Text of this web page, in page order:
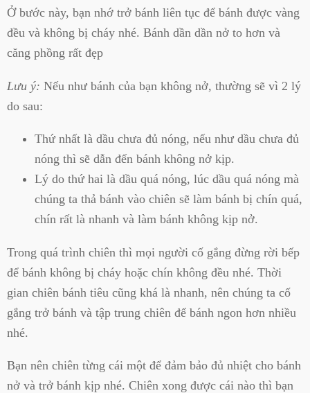
Ở bước này, bạn nhớ trở bánh liên tục để bánh được vàng
đều và không bị cháy nhé. Bánh dần dần nở to hơn và
căng phồng rất đẹp
Lưu ý: Nếu như bánh của bạn không nở, thường sẽ vì 2 lý
do sau:
Thứ nhất là dầu chưa đủ nóng, nếu như dầu chưa đủ
nóng thì sẽ dẫn đến bánh không nở kịp.
Lý do thứ hai là dầu quá nóng, lúc dầu quá nóng mà
chúng ta thả bánh vào chiên sẽ làm bánh bị chín quá,
chín rất là nhanh và làm bánh không kịp nở.
Trong quá trình chiên thì mọi người cố gắng đừng rời bếp
để bánh không bị cháy hoặc chín không đều nhé. Thời
gian chiên bánh tiêu cũng khá là nhanh, nên chúng ta cố
gắng trở bánh và tập trung chiên để bánh ngon hơn nhiều
nhé.
Bạn nên chiên từng cái một để đảm bảo đủ nhiệt cho bánh
nở và trở bánh kịp nhé. Chiên xong được cái nào thì bạn